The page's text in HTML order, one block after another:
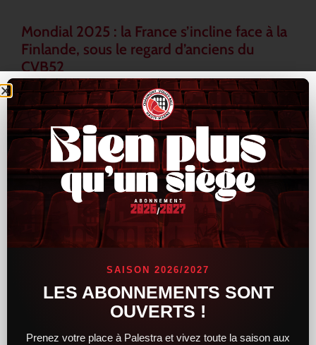
Mondial 2025 : la France s’incline face à la
Finlande, sous le regard d’anciens du
CVB52
L’Équipe de France a connu un revers inattendu lors du
Mondial 2025, en s’inclinant face à la Finlande au terme d’une
rencontre tendue et indécise. Les Bleus, pourtant armés de
LIRE LA SUITE »
16 septembre 2025 15 h 33 min
SAISON 2026/2027
LES ABONNEMENTS SONT
OUVERTS !
Prenez votre place à Palestra et vivez toute la saison aux